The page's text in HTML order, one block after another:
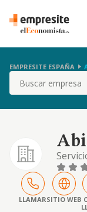
EMPRESITE ESPAÑA
Buscar
LLAMARSITIO WEB